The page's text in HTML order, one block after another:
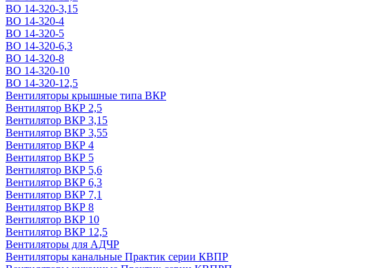
ВО 14-320-3,15
ВО 14-320-4
ВО 14-320-5
ВО 14-320-6,3
ВО 14-320-8
ВО 14-320-10
ВО 14-320-12,5
Вентиляторы крышные типа ВКР
Вентилятор ВКР 2,5
Вентилятор ВКР 3,15
Вентилятор ВКР 3,55
Вентилятор ВКР 4
Вентилятор ВКР 5
Вентилятор ВКР 5,6
Вентилятор ВКР 6,3
Вентилятор ВКР 7,1
Вентилятор ВКР 8
Вентилятор ВКР 10
Вентилятор ВКР 12,5
Вентиляторы для АДЧР
Вентиляторы канальные Практик серии КВПР